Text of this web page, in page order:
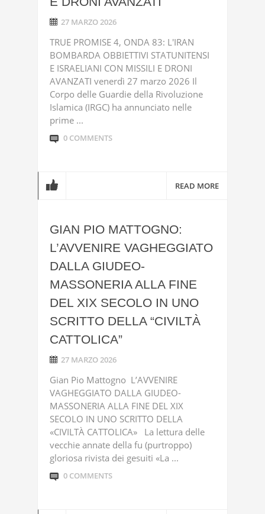
27 MARZO 2026
TRUE PROMISE 4, ONDA 83: L'IRAN
BOMBARDA OBBIETTIVI STATUNITENSI
E ISRAELIANI CON MISSILI E DRONI
AVANZATI venerdì 27 marzo 2026 Il
Corpo delle Guardie della Rivoluzione
Islamica (IRGC) ha annunciato nelle
prime ...
0 COMMENTS
READ MORE
GIAN PIO MATTOGNO:
L’AVVENIRE VAGHEGGIATO
DALLA GIUDEO-
MASSONERIA ALLA FINE
DEL XIX SECOLO IN UNO
SCRITTO DELLA “CIVILTÀ
CATTOLICA”
27 MARZO 2026
Gian Pio Mattogno L’AVVENIRE
VAGHEGGIATO DALLA GIUDEO-
MASSONERIA ALLA FINE DEL XIX
SECOLO IN UNO SCRITTO DELLA
«CIVILTÀ CATTOLICA» La lettura delle
vecchie annate della fu (purtroppo)
gloriosa rivista dei gesuiti «La ...
0 COMMENTS